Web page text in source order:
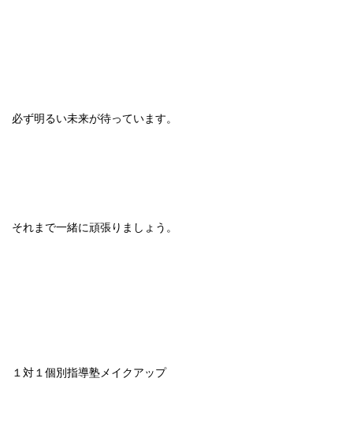
必ず明るい未来が待っています。
それまで一緒に頑張りましょう。
１対１個別指導塾メイクアップ